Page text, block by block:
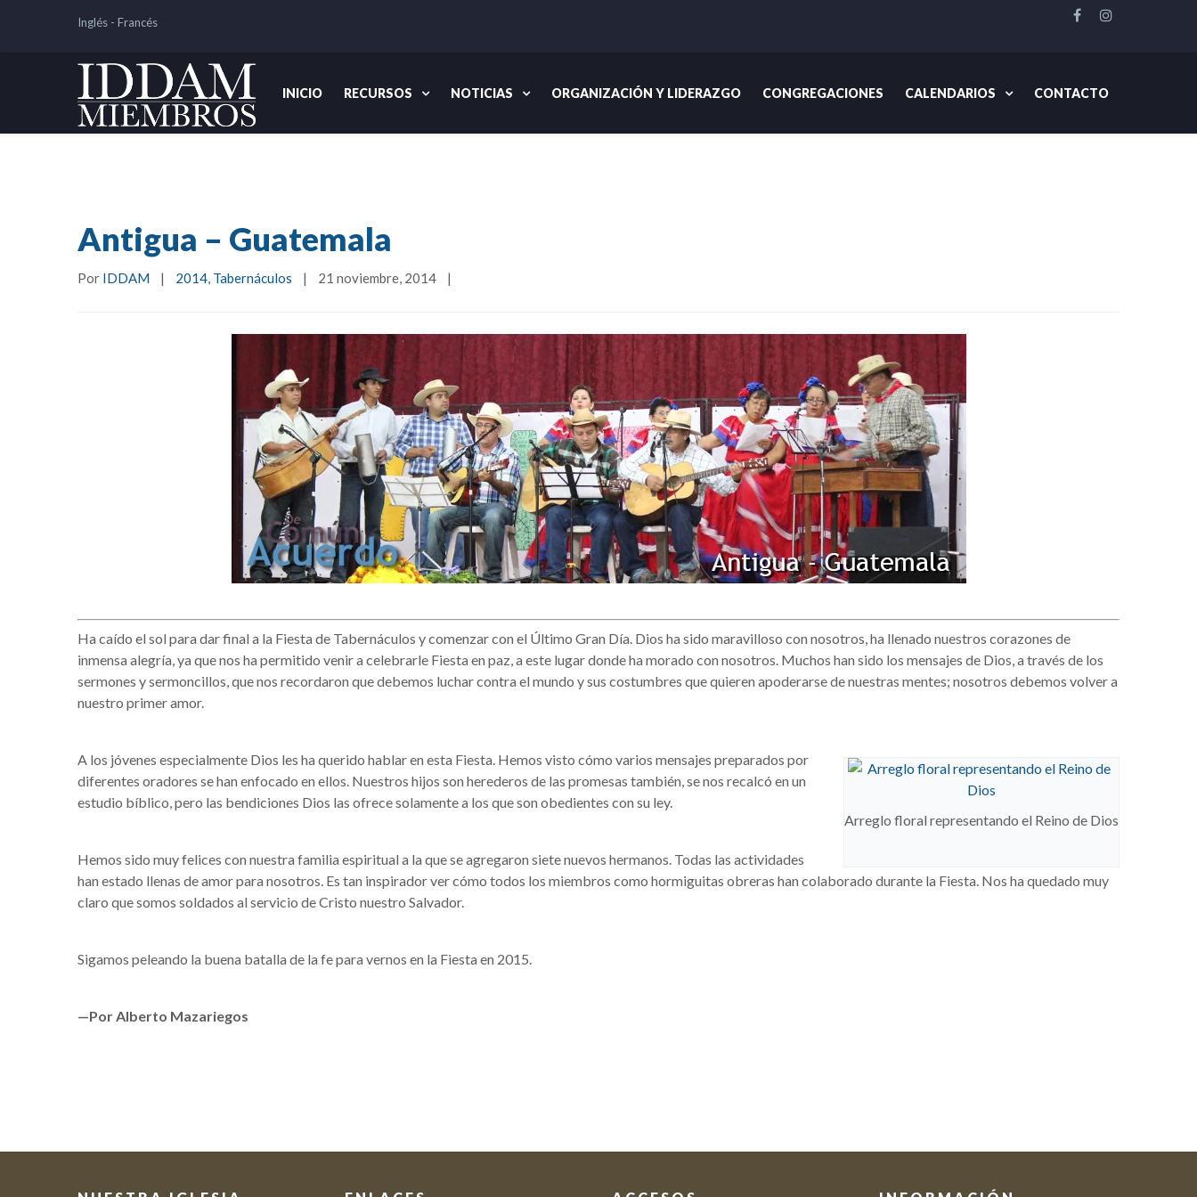
Inglés - Francés
INICIO RECURSOS NOTICIAS ORGANIZACIÓN Y LIDERAZGO CONGREGACIONES CALENDARIOS CONTACTO
Inicio De Común Acuerdo 2014 Antigua – Guatemala
Antigua – Guatemala
Por IDDAM | 2014, Tabernáculos | 21 noviembre, 2014 |
Ha caído el sol para dar final a la Fiesta de Tabernáculos y comenzar con el Último Gran Día. Dios ha sido maravilloso con nosotros, ha llenado nuestros corazones de
inmensa alegría, ya que nos ha permitido venir a celebrarle Fiesta en paz, a este lugar donde ha morado con nosotros. Muchos han sido los mensajes de Dios, a través de los
sermones y sermoncillos, que nos recordaron que debemos luchar contra el mundo y sus costumbres que quieren apoderarse de nuestras mentes; nosotros debemos volver a
nuestro primer amor.
Arreglo floral representando el Reino de Dios
A los jóvenes especialmente Dios les ha querido hablar en esta Fiesta. Hemos visto cómo varios mensajes preparados por
diferentes oradores se han enfocado en ellos. Nuestros hijos son herederos de las promesas también, se nos recalcó en un
estudio bíblico, pero las bendiciones Dios las ofrece solamente a los que son obedientes con su ley.
Hemos sido muy felices con nuestra familia espiritual a la que se agregaron siete nuevos hermanos. Todas las actividades
han estado llenas de amor para nosotros. Es tan inspirador ver cómo todos los miembros como hormiguitas obreras han colaborado durante la Fiesta. Nos ha quedado muy
claro que somos soldados al servicio de Cristo nuestro Salvador.
Sigamos peleando la buena batalla de la fe para vernos en la Fiesta en 2015.
—Por Alberto Mazariegos